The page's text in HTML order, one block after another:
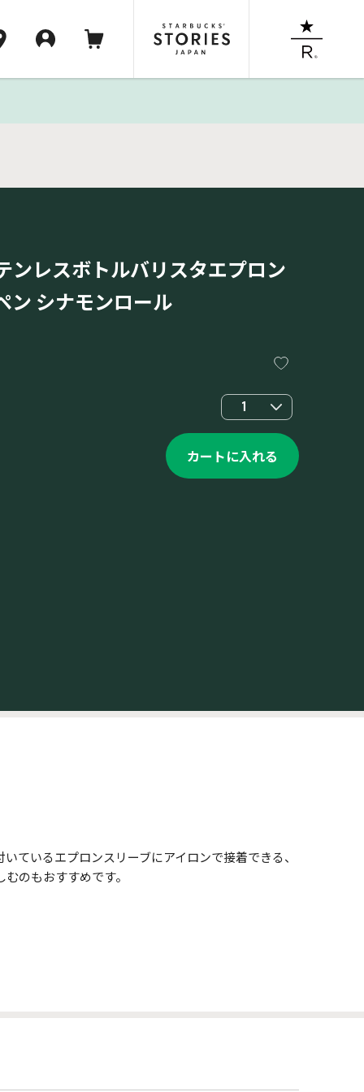
ンレスボトルバリスタエプロン
ン シナモンロール
1
カートに入れる
ているエプロンスリーブにアイロンで接着できる、
のもおすすめです。